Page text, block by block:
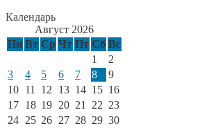
Календарь
Август 2026
Пн Вт Ср Чт Пт Сб Вс
1
2
3
4 5 6 7 8
9
10 11 12 13 14 15 16
17 18 19 20 21 22 23
24 25 26 27 28 29 30